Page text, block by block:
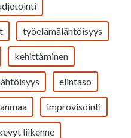
työelämälähtöisyys
kehittäminen
elintaso
improvisointi
liikenne